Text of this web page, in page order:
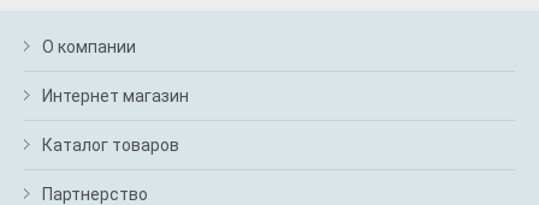
О компании
Интернет магазин
Каталог товаров
Партнерство